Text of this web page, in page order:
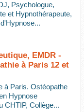
Psychologue,
et Hypnothérapeute,
EMDR -
à Paris 12 et
à Paris. Ostéopathe
Hypnose
CHTIP, Collège...